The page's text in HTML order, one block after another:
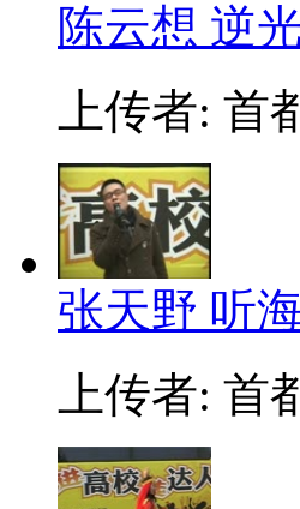
陈云想 逆
上传者: 首
张天野 听
上传者: 首